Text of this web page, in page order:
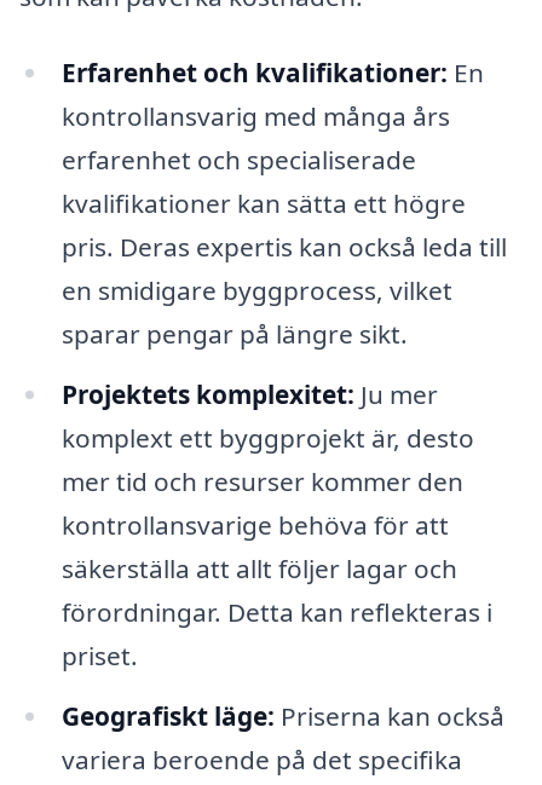
Erfarenhet och kvalifikationer: En
kontrollansvarig med många års
erfarenhet och specialiserade
kvalifikationer kan sätta ett högre
pris. Deras expertis kan också leda till
en smidigare byggprocess, vilket
sparar pengar på längre sikt.
Projektets komplexitet: Ju mer
komplext ett byggprojekt är, desto
mer tid och resurser kommer den
kontrollansvarige behöva för att
säkerställa att allt följer lagar och
förordningar. Detta kan reflekteras i
priset.
Geografiskt läge: Priserna kan också
variera beroende på det specifika